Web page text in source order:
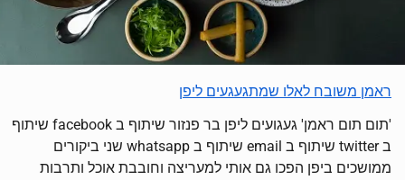
ראמן משובח לאלו שמתגעגעים ליפן
'תום תום ראמן' געגועים ליפן בר פנזור שיתוף ב facebook שיתוף
ב twitter שיתוף ב email שיתוף ב whatsapp שני ביקורים
ממושכים ביפן הפכו גם אותי למעריצה וחובבת אוכל ותרבות